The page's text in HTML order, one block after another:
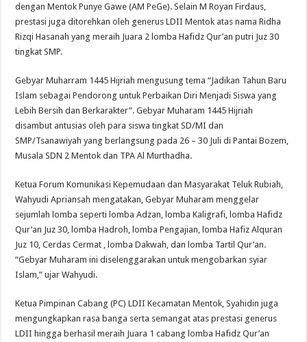
dengan Mentok Punye Gawe (AM PeGe). Selain M Royan Firdaus,
prestasi juga ditorehkan oleh generus LDII Mentok atas nama Ridha
Rizqi Hasanah yang meraih Juara 2 lomba Hafidz Qur’an putri Juz 30
tingkat SMP.
Gebyar Muharram 1445 Hijriah mengusung tema “Jadikan Tahun Baru
Islam sebagai Pendorong untuk Perbaikan Diri Menjadi Siswa yang
Lebih Bersih dan Berkarakter”. Gebyar Muharam 1445 Hijriah
disambut antusias oleh para siswa tingkat SD/MI dan
SMP/Tsanawiyah yang berlangsung pada 26 – 30 Juli di Pantai Bozem,
Musala SDN 2 Mentok dan TPA Al Murthadha.
Ketua Forum Komunikasi Kepemudaan dan Masyarakat Teluk Rubiah,
Wahyudi Apriansah mengatakan, Gebyar Muharam menggelar
sejumlah lomba seperti lomba Adzan, lomba Kaligrafi, lomba Hafidz
Qur’an Juz 30, lomba Hadroh, lomba Pengajian, lomba Hafiz Alquran
Juz 10, Cerdas Cermat , lomba Dakwah, dan lomba Tartil Qur’an.
“Gebyar Muharam ini diselenggarakan untuk mengobarkan syiar
Islam,” ujar Wahyudi.
Ketua Pimpinan Cabang (PC) LDII Kecamatan Mentok, Syahidin juga
mengungkapkan rasa banga serta semangat atas prestasi generus
LDII hingga berhasil meraih Juara 1 cabang lomba Hafidz Qur’an